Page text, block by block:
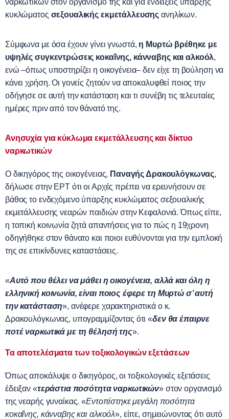
κυκλώματος σεξουαλικής εκμετάλλευσης ανηλίκων.
Σύμφωνα με όσα έχουν γίνει γνωστά, η Μυρτώ βρέθηκε με
υψηλές συγκεντρώσεις κοκαΐνης, κάνναβης και αλκοόλ,
ενώ –όπως υποστηρίζει η οικογένεια– δεν είχε τη βούληση να
κάνει χρήση. Οι γονείς ζητούν να αποκαλυφθεί ποιος την
οδήγησε σε αυτή την κατάσταση και τι συνέβη τις τελευταίες
ημέρες πριν από τον θάνατό της.
Ανησυχία για κύκλωμα εκμετάλλευσης και δίκτυο
ναρκωτικών
Ο δικηγόρος της οικογένειας, Παναγής Δρακουλόγκωνας,
δήλωσε στην ΕΡΤ ότι οι Αρχές πρέπει να ερευνήσουν σε
βάθος το ενδεχόμενο ύπαρξης κυκλώματος σεξουαλικής
εκμετάλλευσης νεαρών παιδιών στην Κεφαλονιά. Όπως είπε,
η τοπική κοινωνία ζητά απαντήσεις για το πώς η 19χρονη
οδηγήθηκε στον θάνατο και ποιοι ευθύνονται για την εμπλοκή
της σε επικίνδυνες καταστάσεις.
«Αυτό που θέλει να μάθει η οικογένεια, αλλά και όλη η
ελληνική κοινωνία, είναι ποιος έφερε τη Μυρτώ σ’ αυτή
την κατάσταση», ανέφερε χαρακτηριστικά ο κ.
Δρακουλόγκωνας, υπογραμμίζοντας ότι «δεν θα έπαιρνε
ποτέ ναρκωτικά με τη θέλησή της».
Τα αποτελέσματα των τοξικολογικών εξετάσεων
Όπως αποκάλυψε ο δικηγόρος, οι τοξικολογικές εξετάσεις
έδειξαν «τεράστια ποσότητα ναρκωτικών» στον οργανισμό
της νεαρής γυναίκας. «Εντοπίστηκε μεγάλη ποσότητα
κοκαΐνης, κάνναβης και αλκοόλ», είπε, σημειώνοντας ότι αυτό